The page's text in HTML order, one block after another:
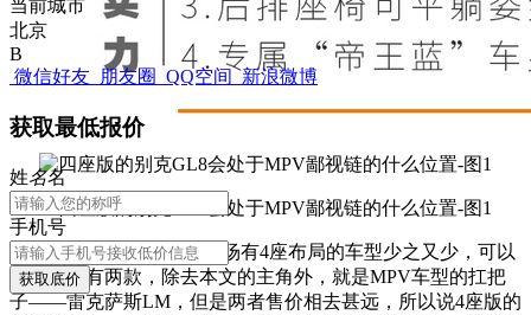
放眼望去整个MPV细分市场有4座布局的车型少之又少，可以
买到的仅有两款，除去本文的主角外，就是MPV车型的扛把
子——雷克萨斯LM，但是两者售价相去甚远，所以说4座版的
当前城市
北京
B
微信好友 朋友圈 QQ空间 新浪微博
获取最低报价
姓名名
手机号
获取底价